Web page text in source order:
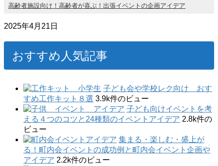
高齢者施設向け！高齢者が喜ぶ！出張イベントの企画アイデア
2025年4月21日
おすすめ人気記事
子ども会や学校レク向け おす
すめ工作キット８選 3.9k件のビュー
子ども向けイベントを考
える４つのコツと24種類のイベントアイデア 2.8k件の
ビュー
集まる・楽しむ・盛上が
る！町内会イベントの成功例と町内会イベント企画や
アイデア 2.2k件のビュー